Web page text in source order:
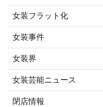
女装フラット化
女装事件
女装界
女装芸能ニュース
閉店情報